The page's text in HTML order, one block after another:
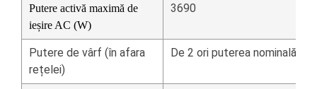
Putere activă maximă de
ieșire AC (W)
3690
Putere de vârf (în afara
rețelei)
De 2 ori puterea nominală, 10